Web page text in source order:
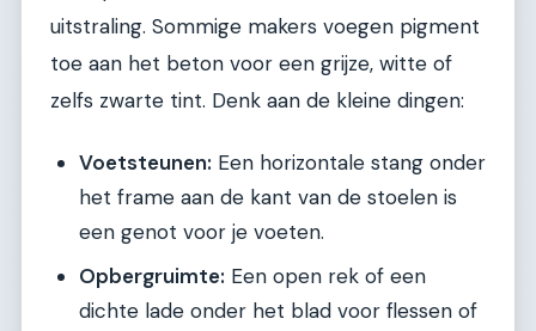
uitstraling. Sommige makers voegen pigment
toe aan het beton voor een grijze, witte of
zelfs zwarte tint. Denk aan de kleine dingen:
Voetsteunen: Een horizontale stang onder
het frame aan de kant van de stoelen is
een genot voor je voeten.
Opbergruimte: Een open rek of een
dichte lade onder het blad voor flessen of